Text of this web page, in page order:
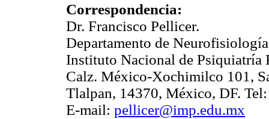
Correspondencia:
Dr. Francisco Pellicer.
Departamento de
Instituto Nacional de Psiquiatría
Calz. México-Xochimilco 101,
Tlalpan, 14370, México, DF.
E-mail: pellicer@imp.edu.mx